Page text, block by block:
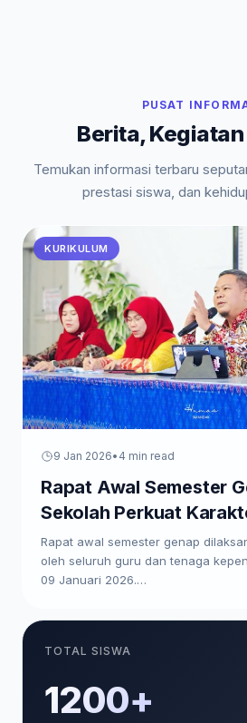
PUSAT
Berita, Kegiatan
Temukan informasi terbaru
prestasi siswa, dan
KURIKULUM
9 Jan 2026• 4 min read
Rapat Awal Semester
Sekolah Perkuat
Paparkan Program
Rapat awal semester genap
oleh seluruh guru dan tenaga
09 Januari 2026.…
TOTAL SISWA
1200+